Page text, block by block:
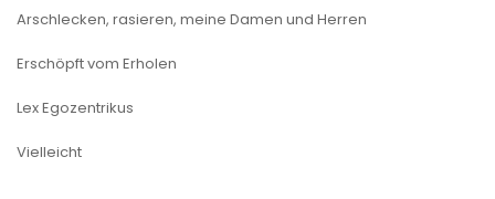
Arschlecken, rasieren, meine Damen und Herren
Erschöpft vom Erholen
Lex Egozentrikus
Vielleicht